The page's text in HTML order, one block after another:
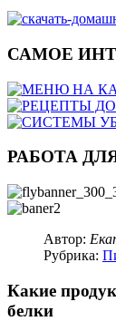
САМОЕ
РАБОТА
Автор:
Рубрика:
Какие
белки